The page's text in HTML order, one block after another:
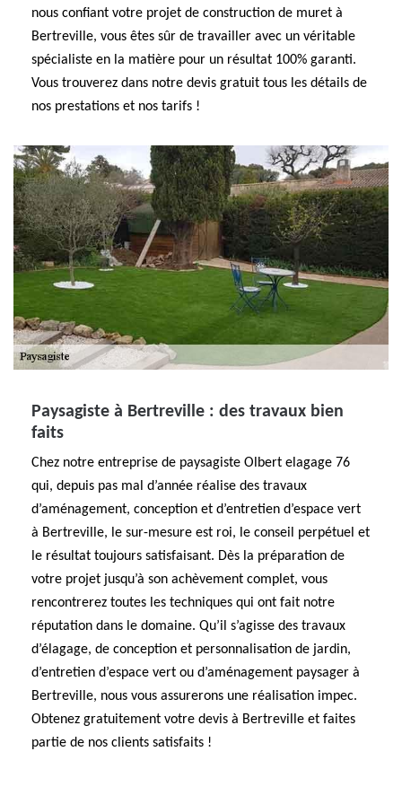
nous confiant votre projet de construction de muret à
Bertreville, vous êtes sûr de travailler avec un véritable
spécialiste en la matière pour un résultat 100% garanti.
Vous trouverez dans notre devis gratuit tous les détails de
nos prestations et nos tarifs !
Paysagiste à Bertreville : des travaux bien
faits
Chez notre entreprise de paysagiste Olbert elagage 76
qui, depuis pas mal d’année réalise des travaux
d’aménagement, conception et d’entretien d’espace vert
à Bertreville, le sur-mesure est roi, le conseil perpétuel et
le résultat toujours satisfaisant. Dès la préparation de
votre projet jusqu’à son achèvement complet, vous
rencontrerez toutes les techniques qui ont fait notre
réputation dans le domaine. Qu’il s’agisse des travaux
d’élagage, de conception et personnalisation de jardin,
d’entretien d’espace vert ou d’aménagement paysager à
Bertreville, nous vous assurerons une réalisation impec.
Obtenez gratuitement votre devis à Bertreville et faites
partie de nos clients satisfaits !